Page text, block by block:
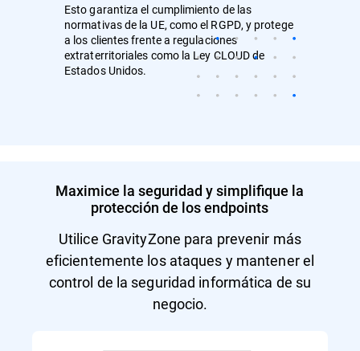
Esto garantiza el cumplimiento de las
normativas de la UE, como el RGPD, y protege
a los clientes frente a regulaciones
extraterritoriales como la Ley CLOUD de
Estados Unidos.
Maximice la seguridad y simplifique la
protección de los endpoints
Utilice GravityZone para prevenir más
eficientemente los ataques y mantener el
control de la seguridad informática de su
negocio.